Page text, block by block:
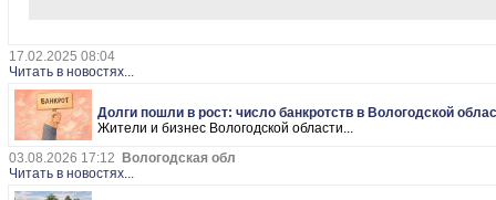
17.02.2025 08:04
Читать в новостях...
Долги пошли в рост: число банкротств в Вологодской
Жители и бизнес Вологодской области...
03.08.2026 17:12
Вологодская обл
Читать в новостях...